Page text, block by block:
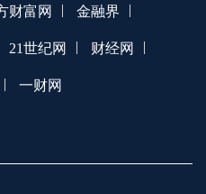
财富网 | 金融界 |
21世纪网 | 财经网 |
| 一财网